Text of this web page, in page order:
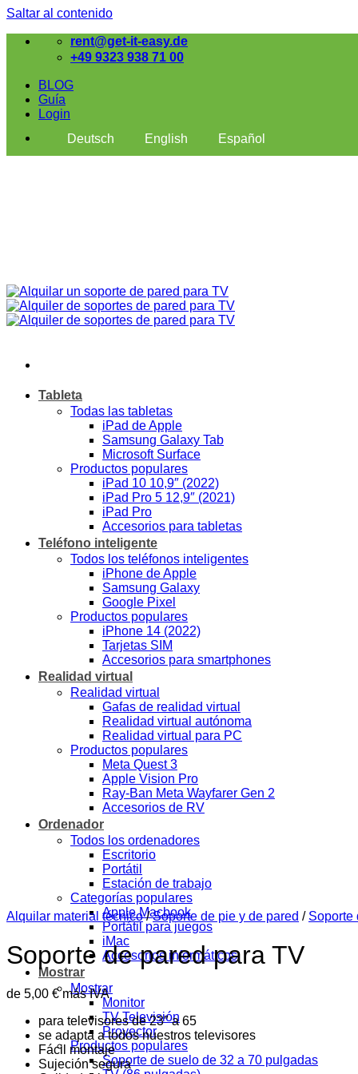
Saltar al contenido
rent@get-it-easy.de
+49 9323 938 71 00
BLOG
Guía
Login
Deutsch
English Español
Tableta
Todas las tabletas
iPad de Apple
Samsung Galaxy Tab
Microsoft Surface
Productos populares
iPad 10 10,9″ (2022)
iPad Pro 5 12,9″ (2021)
iPad Pro
Accesorios para tabletas
Teléfono inteligente
Todos los teléfonos inteligentes
iPhone de Apple
Samsung Galaxy
Google Pixel
Productos populares
iPhone 14 (2022)
Tarjetas SIM
Accesorios para smartphones
Realidad virtual
Realidad virtual
Gafas de realidad virtual
Realidad virtual autónoma
Realidad virtual para PC
Productos populares
Meta Quest 3
Apple Vision Pro
Ray-Ban Meta Wayfarer Gen 2
Accesorios de RV
Ordenador
Todos los ordenadores
Escritorio
Portátil
Estación de trabajo
Categorías populares
Apple Macbook
Portátil para juegos
iMac
Accesorios informáticos
Mostrar
Mostrar
Monitor
TV Televisión
Proyector
Productos populares
Soporte de suelo de 32 a 70 pulgadas
Alquilar material técnico / Soporte de pie y de pared / Soporte
Soporte de pared para TV
de 5,00 €más IVA
para televisores de 23″ a 65
se adapta a todos nuestros televisores
Fácil montaje
Sujeción segura